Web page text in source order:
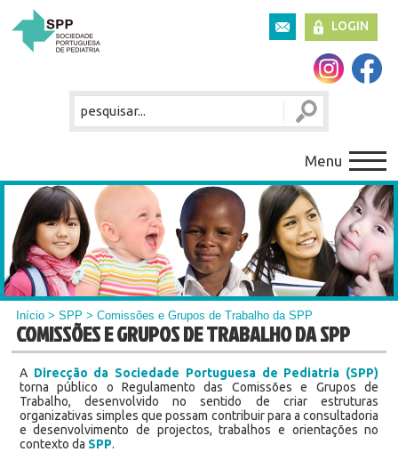
LOGIN
Menu
Início >SPP > Comissões e Grupos de Trabalho da SPP
COMISSÕES E GRUPOS DE TRABALHO DA SPP
A Direcção da Sociedade Portuguesa de Pediatria (SPP)
torna público o Regulamento das Comissões e Grupos de
Trabalho, desenvolvido no sentido de criar estruturas
organizativas simples que possam contribuir para a consultadoria
e desenvolvimento de projectos, trabalhos e orientações no
contexto da SPP.